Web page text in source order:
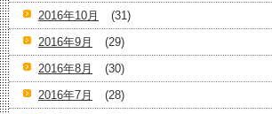
2016年10月
(31)
2016年9月
(29)
2016年8月
(30)
2016年7月
(28)